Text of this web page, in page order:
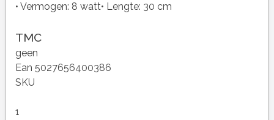
• Vermogen: 8 watt• Lengte: 30 cm
TMC
geen
Ean 5027656400386
SKU
1